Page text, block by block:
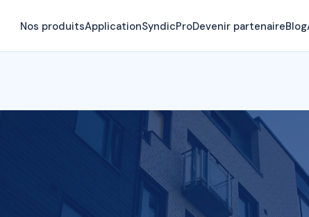
Nos produitsApplicationSyndicProDevenir partenaireBlog